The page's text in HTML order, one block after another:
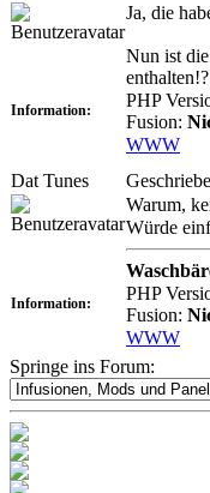
Ja, die
Nun ist
enthalten!?
Information: PHP
Fusion:
WWW
Dat Tunes
Warum,
Würde
Information: PHP
Fusion:
WWW
Springe ins Forum: